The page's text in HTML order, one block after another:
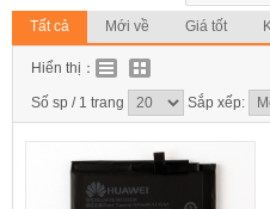
Tất cả Mới về Giá tốt
Hiển thị：
Số sp / 1 trang Sắp xếp: